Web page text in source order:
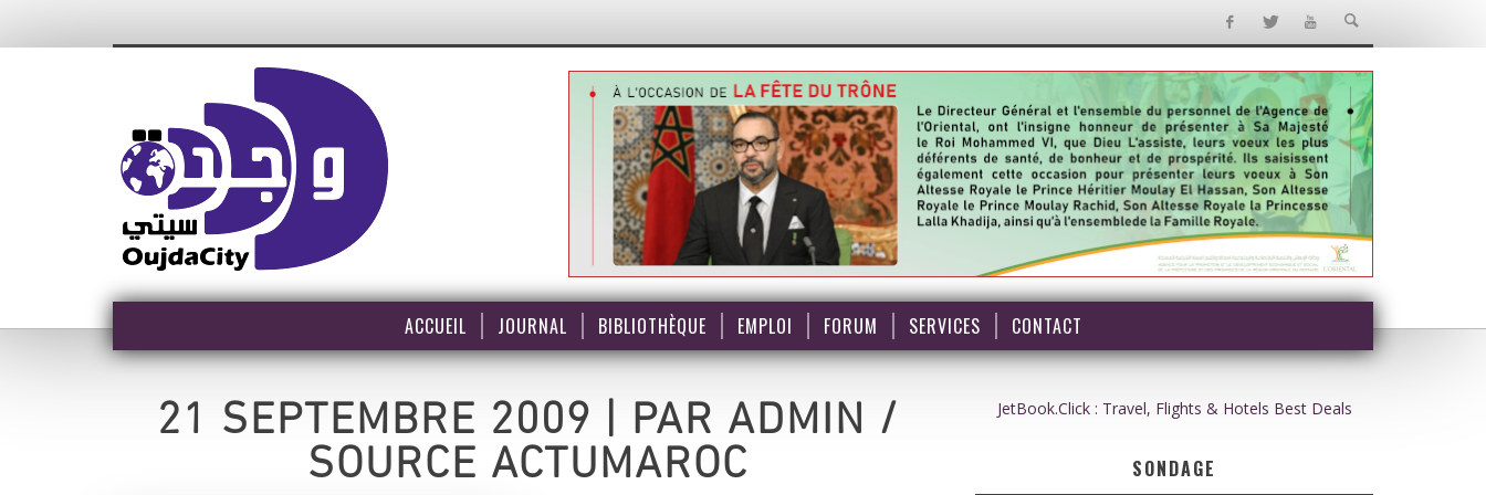
ACCUEIL JOURNAL BIBLIOTHÈQUE EMPLOI FORUM SERVICES CONTACT
21 SEPTEMBRE 2009 | PAR ADMIN /
SOURCE ACTUMAROC
JetBook.Click : Travel, Flights & Hotels Best Deals
SONDAGE